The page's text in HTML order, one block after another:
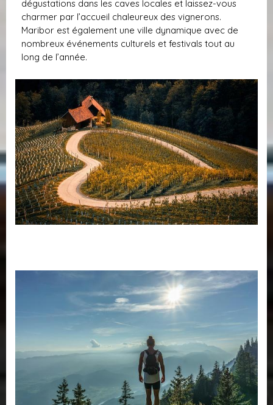
dégustations dans les caves locales et laissez-vous
charmer par l’accueil chaleureux des vignerons.
Maribor est également une ville dynamique avec de
nombreux événements culturels et festivals tout au
long de l’année.